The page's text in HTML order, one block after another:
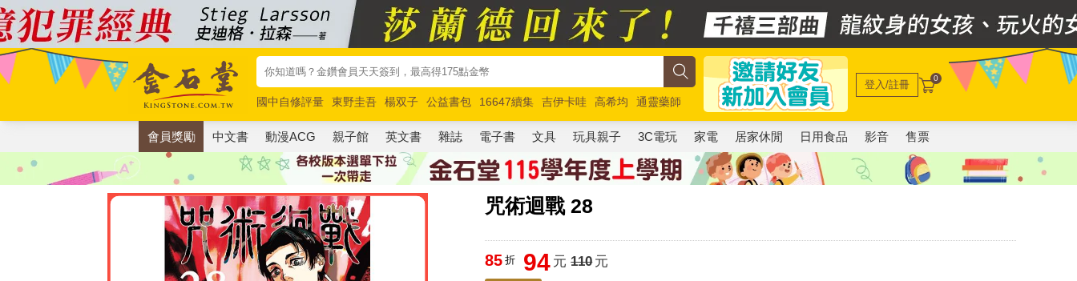
國中自修評量 東野圭吾 楊双子 公益書包 16647續集 吉伊卡哇 高希均
通靈藥師
唯紅花綻放
奧德賽 路邊攤新作 馬斯克 玩具總動員5 超慢跑
登入/註冊 0
會員獎勵 中文書 動漫ACG 親子館 英文書 雜誌 電子書 文具 玩具親子 3C電玩 家電 居家休閒 日用食品 影音 售票
咒術迴戰 28
85 折 94 元 110元